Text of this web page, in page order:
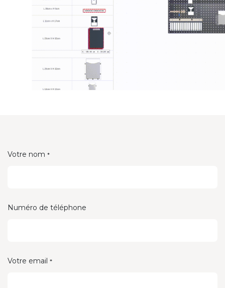
Votre nom *
Numéro de téléphone
Votre email *